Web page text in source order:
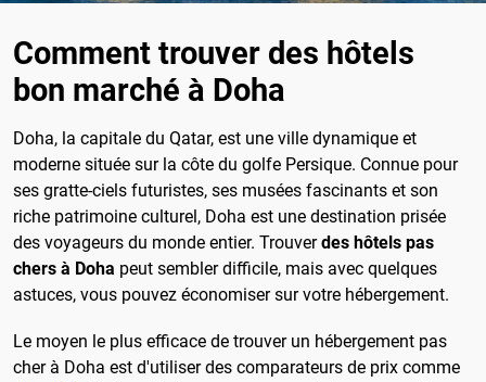
Comment trouver des hôtels
bon marché à Doha
Doha, la capitale du Qatar, est une ville dynamique et
moderne située sur la côte du golfe Persique. Connue pour
ses gratte-ciels futuristes, ses musées fascinants et son
riche patrimoine culturel, Doha est une destination prisée
des voyageurs du monde entier. Trouverdes hôtels pas
chers à Doha peut sembler difficile, mais avec quelques
astuces, vous pouvez économiser sur votre hébergement.
Le moyen le plus efficace de trouver un hébergement pas
cher à Doha est d'utiliser des comparateurs de prix comme